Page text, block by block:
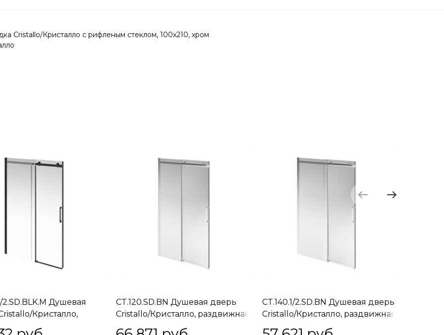
Cristallo/Кристалло с рифленым стеклом, 100х210, хром
2.SD.BLK.M Душевая
Кристалло,
с функцией
CT.120.SD.BN Душевая дверь
Cristallo/Кристалло, раздвижная
с функцией плавного
CT.140.1/2.SD.BN Душевая дверь
Cristallo/Кристалло, раздвижная
с функцией плавного